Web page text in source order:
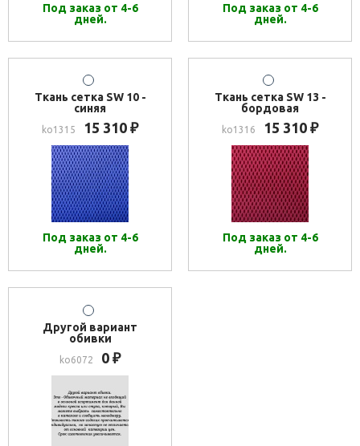
Под заказ от 4-6
дней.
Под заказ от 4-6
дней.
Ткань сетка SW 10 -
синяя
ko1315 15 310 ₽
Под заказ от 4-6
дней.
Ткань сетка SW 13 -
бордовая
ko1316 15 310 ₽
Под заказ от 4-6
дней.
Другой вариант
обивки
ko6072 0 ₽